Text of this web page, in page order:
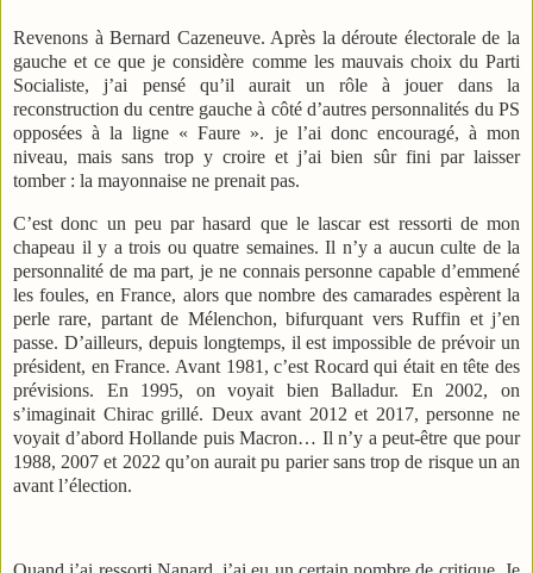
Revenons à Bernard Cazeneuve. Après la déroute électorale de la
gauche et ce que je considère comme les mauvais choix du Parti
Socialiste, j’ai pensé qu’il aurait un rôle à jouer dans la
reconstruction du centre gauche à côté d’autres personnalités du PS
opposées à la ligne « Faure ». je l’ai donc encouragé, à mon
niveau, mais sans trop y croire et j’ai bien sûr fini par laisser
tomber : la mayonnaise ne prenait pas.
C’est donc un peu par hasard que le lascar est ressorti de mon
chapeau il y a trois ou quatre semaines. Il n’y a aucun culte de la
personnalité de ma part, je ne connais personne capable d’emmené
les foules, en France, alors que nombre des camarades espèrent la
perle rare, partant de Mélenchon, bifurquant vers Ruffin et j’en
passe. D’ailleurs, depuis longtemps, il est impossible de prévoir un
président, en France. Avant 1981, c’est Rocard qui était en tête des
prévisions. En 1995, on voyait bien Balladur. En 2002, on
s’imaginait Chirac grillé. Deux avant 2012 et 2017, personne ne
voyait d’abord Hollande puis Macron… Il n’y a peut-être que pour
1988, 2007 et 2022 qu’on aurait pu parier sans trop de risque un an
avant l’élection.